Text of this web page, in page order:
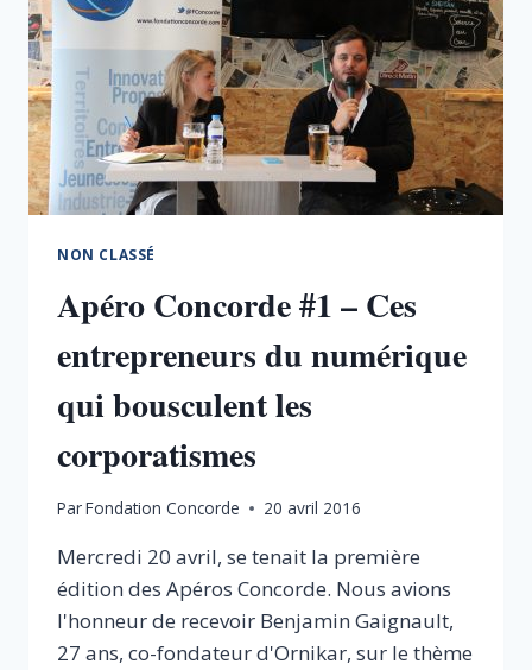
NON CLASSÉ
Apéro Concorde #1 – Ces
entrepreneurs du numérique
qui bousculent les
corporatismes
ParFondation Concorde 20 avril 2016
Mercredi 20 avril, se tenait la première
édition des Apéros Concorde. Nous avions
l'honneur de recevoir Benjamin Gaignault,
27 ans, co-fondateur d'Ornikar, sur le thème